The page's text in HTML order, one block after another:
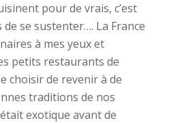
pour de vrais, c’est
se sustenter…. La France
à mes yeux et
petits restaurants de
choisir de revenir à de
traditions de nos
exotique avant de